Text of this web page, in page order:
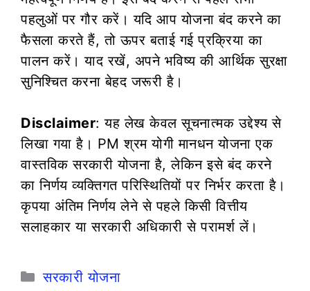
पहलुओं पर गौर करें। यदि आप योजना बंद करने का
फैसला करते हैं, तो ऊपर बताई गई प्रक्रिया का
पालन करें। याद रखें, अपने भविष्य की आर्थिक सुरक्षा
सुनिश्चित करना बेहद जरूरी है।
Disclaimer: यह लेख केवल सूचनात्मक उद्देश्य से
लिखा गया है। PM श्रम योगी मानधन योजना एक
वास्तविक सरकारी योजना है, लेकिन इसे बंद करने
का निर्णय व्यक्तिगत परिस्थितियों पर निर्भर करता है।
कृपया अंतिम निर्णय लेने से पहले किसी वित्तीय
सलाहकार या सरकारी अधिकारी से परामर्श लें।
Categories
सरकारी योजना